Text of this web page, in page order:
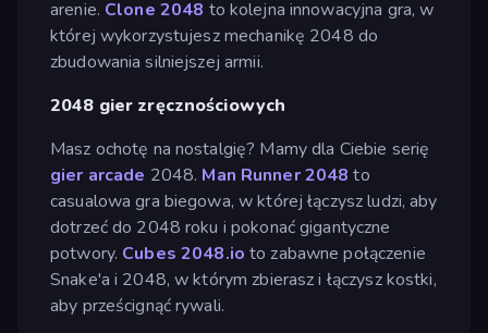
arenie. Clone 2048 to kolejna innowacyjna gra, w
której wykorzystujesz mechanikę 2048 do
zbudowania silniejszej armii.
2048 gier zręcznościowych
Masz ochotę na nostalgię? Mamy dla Ciebie serię
gier arcade 2048. Man Runner 2048 to
casualowa gra biegowa, w której łączysz ludzi, aby
dotrzeć do 2048 roku i pokonać gigantyczne
potwory. Cubes 2048.io to zabawne połączenie
Snake'a i 2048, w którym zbierasz i łączysz kostki,
aby prześcignąć rywali.